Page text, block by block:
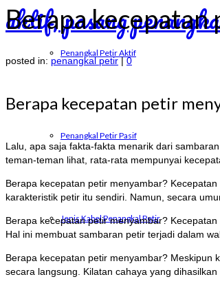
Penangkal Petir Aktif
Penangkal Petir Pasif
Jenis Kabel Penangkal Petir
Berapa
posted in: penangkal petir | 0
Berapa kecepatan petir
Lalu, apa saja fakta-fakta menarik dari
teman-teman lihat, rata-rata mempunyai
Berapa kecepatan petir menyambar?
karakteristik petir itu sendiri. Namun, secara
Berapa kecepatan petir menyambar?
Hal ini membuat sambaran petir terjadi dalam
Berapa kecepatan petir menyambar? Meskipun
secara langsung. Kilatan cahaya yang